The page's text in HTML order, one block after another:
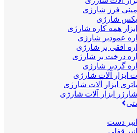
مینی فرز شارژی
بکس شارژی
ابزار همه کاره شارژی
اره عمودبر شارژی
اره افقی بر شارژی
اره درخت بر شارژی
اره گردبر شارژی
ابزار آلات شارژی
باتری ابزار آلات شارژی
شارژر ابزار آلات شارژی
انبر دست